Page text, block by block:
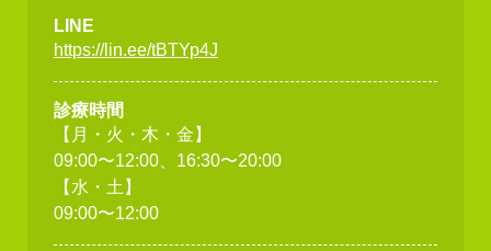
LINE
https://lin.ee/tBTYp4J
診療時間
【月・火・木・金】
09:00〜12:00、16:30〜20:00
【水・土】
09:00〜12:00